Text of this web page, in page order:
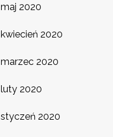
maj 2020
kwiecień 2020
marzec 2020
luty 2020
styczeń 2020